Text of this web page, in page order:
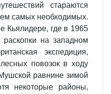
стараются
самых необходимых.
Кьялидере, где в 1965
на западном
экспедиция,
повозок в ходу
равнине зимой
некоторые районы,